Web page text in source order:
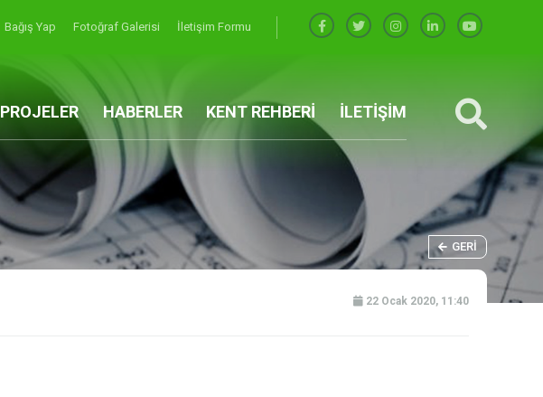
Bağış Yap Fotoğraf Galerisi İletişim Formu
PROJELER HABERLER KENT REHBERİ İLETİŞİM
GERI
22 Ocak 2020, 11:40